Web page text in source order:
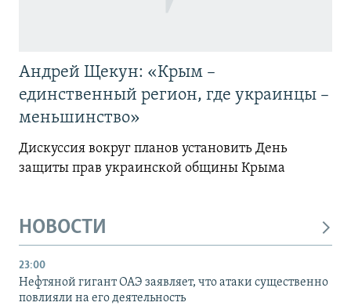
Андрей Щекун: «Крым –
единственный регион, где украинцы –
меньшинство»
Дискуссия вокруг планов установить День
защиты прав украинской общины Крыма
НОВОСТИ
23:00
Нефтяной гигант ОАЭ заявляет, что атаки существенно
повлияли на его деятельность